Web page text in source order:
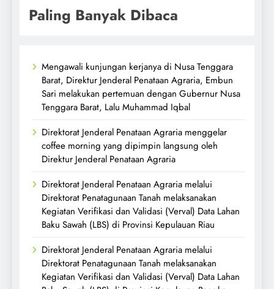
Paling Banyak Dibaca
Mengawali kunjungan kerjanya di Nusa Tenggara
Barat, Direktur Jenderal Penataan Agraria, Embun
Sari melakukan pertemuan dengan Gubernur Nusa
Tenggara Barat, Lalu Muhammad Iqbal
Direktorat Jenderal Penataan Agraria menggelar
coffee morning yang dipimpin langsung oleh
Direktur Jenderal Penataan Agraria
Direktorat Jenderal Penataan Agraria melalui
Direktorat Penatagunaan Tanah melaksanakan
Kegiatan Verifikasi dan Validasi (Verval) Data Lahan
Baku Sawah (LBS) di Provinsi Kepulauan Riau
Direktorat Jenderal Penataan Agraria melalui
Direktorat Penatagunaan Tanah melaksanakan
Kegiatan Verifikasi dan Validasi (Verval) Data Lahan